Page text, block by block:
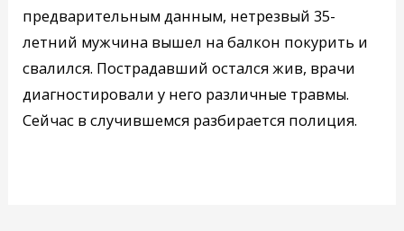
предварительным данным, нетрезвый 35-
летний мужчина вышел на балкон покурить и
свалился. Пострадавший остался жив, врачи
диагностировали у него различные травмы.
Сейчас в случившемся разбирается полиция.